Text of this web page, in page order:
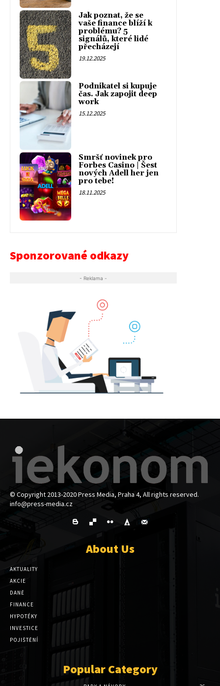
Jak poznat, že se
vaše finance blíží k
problému? 5
signálů, které lidé
přecházejí
19.12.2025
Podnikatel si kupuje
čas. Jak zapojit deep
work
15.12.2025
Smršť novinek pro
Forbes Casino | Šest
nových Adell her jen
pro tebe!
18.11.2025
Sponzorované odkazy
- Reklama -
© Copyright 2013-2020 Press Media, Praha 4, All rights reserved.
info@press-media.cz
About Us
AKTUALITY
AKCIE
DANĚ
FINANCE
HYPOTÉKY
INVESTICE
POJIŠTĚNÍ
Popular Category